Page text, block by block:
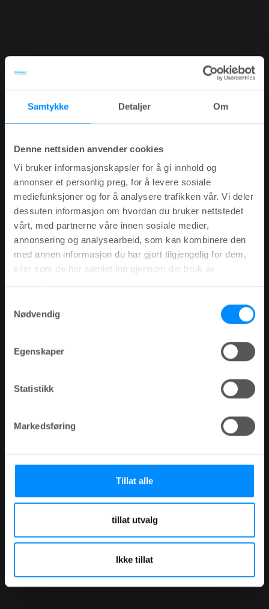
Samtykke Detaljer Om
Denne nettsiden anvender cookies
Vi bruker informasjonskapsler for å gi innhold og
annonser et personlig preg, for å levere sosiale
mediefunksjoner og for å analysere trafikken vår. Vi deler
dessuten informasjon om hvordan du bruker nettstedet
vårt, med partnerne våre innen sosiale medier,
annonsering og analysearbeid, som kan kombinere den
med annen informasjon du har gjort tilgjengelig for dem,
eller som de har samlet inn gjennom din bruk av
Nødvendig
Egenskaper
Statistikk
Markedsføring
Tillat alle
tillat utvalg
Ikke tillat